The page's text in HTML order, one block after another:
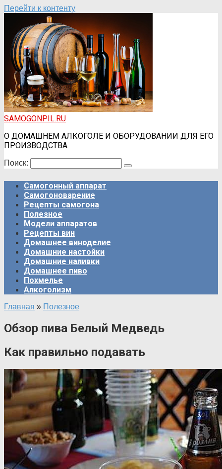
Перейти к контенту
SAMOGONPIL.RU
О ДОМАШНЕМ АЛКОГОЛЕ И ОБОРУДОВАНИИ ДЛЯ ЕГО
ПРОИЗВОДСТВА
Поиск:
Самогонный аппарат
Самогоноварение
Рецепты самогона
Полезное
Модели аппаратов
Рецепты вин
Домашнее виноделие
Домашние настойки
Домашние наливки
Домашнее пиво
Похмелье
Алкоголизм
Главная » Полезное
Обзор пива Белый Медведь
Как правильно подавать